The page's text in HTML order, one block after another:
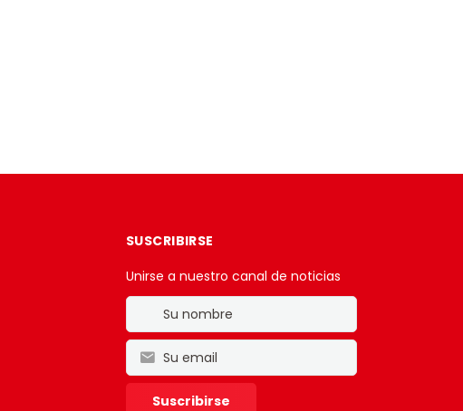
SUSCRIBIRSE
Unirse a nuestro canal de noticias